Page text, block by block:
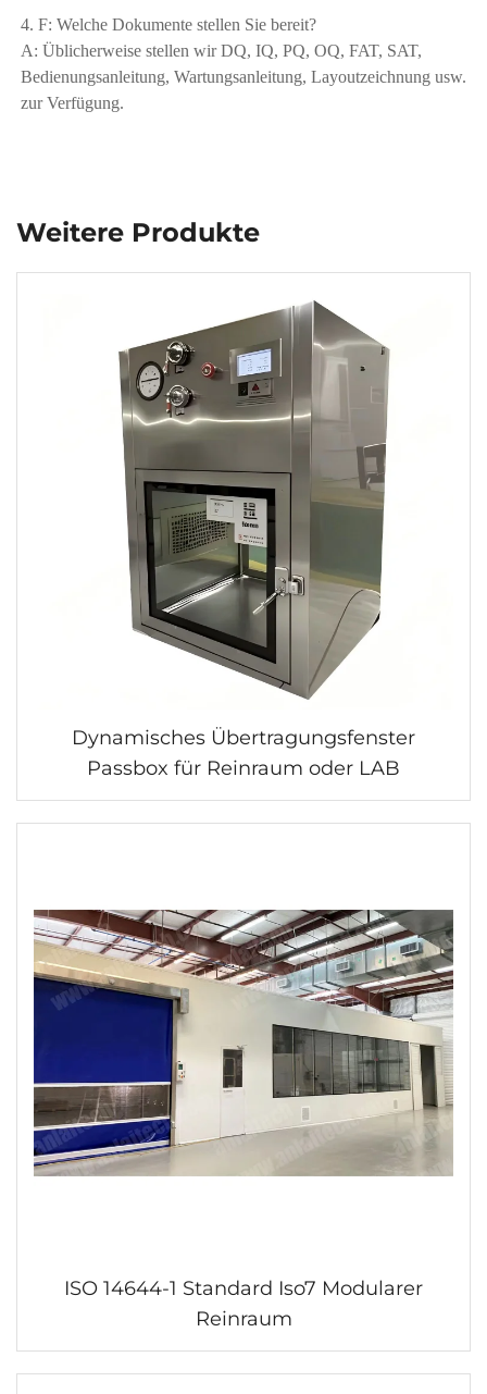
4. F: Welche Dokumente stellen Sie bereit?
A: Üblicherweise stellen wir DQ, IQ, PQ, OQ, FAT, SAT,
Bedienungsanleitung, Wartungsanleitung, Layoutzeichnung usw.
zur Verfügung.
Weitere Produkte
Dynamisches Übertragungsfenster
Passbox für Reinraum oder LAB
ISO 14644-1 Standard Iso7 Modularer
Reinraum